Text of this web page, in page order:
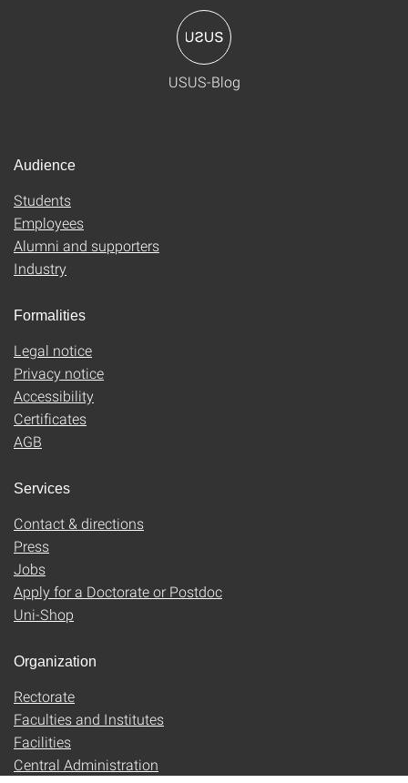
USUS-Blog
Audience
Students
Employees
Alumni and supporters
Industry
Formalities
Legal notice
Privacy notice
Accessibility
Certificates
AGB
Services
Contact & directions
Press
Jobs
Apply for a Doctorate or Postdoc
Uni-Shop
Organization
Rectorate
Faculties and Institutes
Facilities
Central Administration